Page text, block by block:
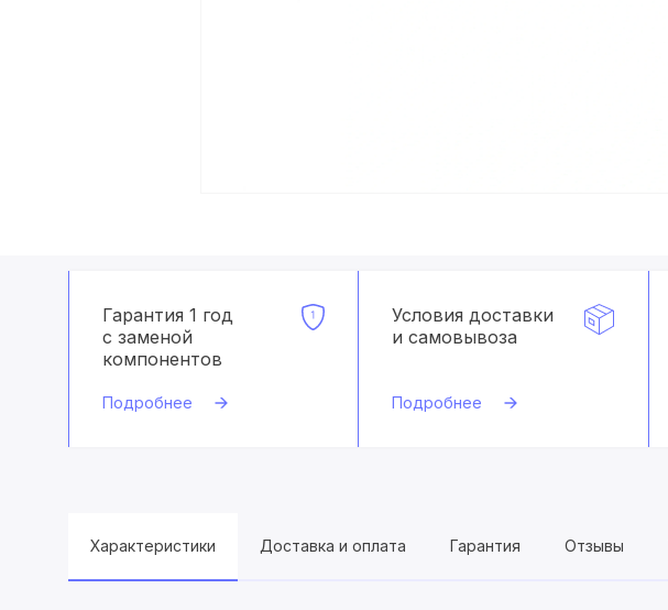
Гарантия 1 год
с заменой
компонентов
Подробнее
Условия доставки
и самовывоза
Подробнее
Характеристики Доставка и оплата Гарантия Отзывы